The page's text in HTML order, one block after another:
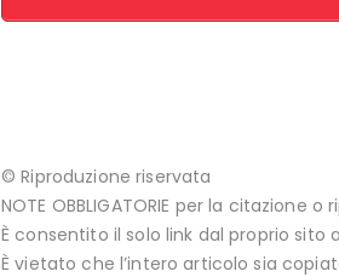
© Riproduzione riservata
NOTE OBBLIGATORIE per la
È consentito il solo link dal proprio sito
È vietato che l’intero articolo sia